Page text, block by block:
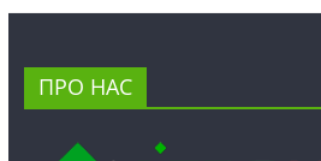
ПРО НАС